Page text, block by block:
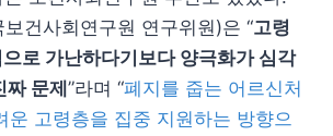
건사회연구원 연구위원)은 “고령
로 가난하다기보다 양극화가 심각
짜 문제”라며 “폐지를 줍는 어르신처
운 고령층을 집중 지원하는 방향으